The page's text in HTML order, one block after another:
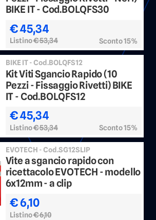
BIKE IT - Cod.BOLQFS30
€ 45,34
Listino€ 53,34 Sconto 15%
BIKE IT - Cod.BOLQFS12
Kit Viti Sgancio Rapido (10
Pezzi - Fissaggio Rivetti) BIKE
IT - Cod.BOLQFS12
€ 45,34
Listino€ 53,34 Sconto 15%
EVOTECH - Cod.SG12SLIP
Vite a sgancio rapido con
ricettacolo EVOTECH - modello
6x12mm - a clip
€ 6,10
Listino€ 6,10